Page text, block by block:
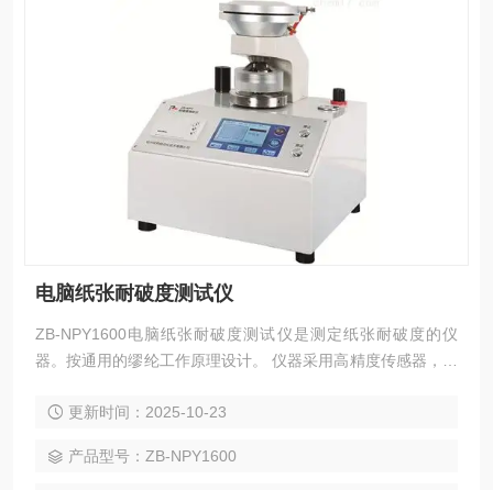
电脑纸张耐破度测试仪
ZB-NPY1600电脑纸张耐破度测试仪是测定纸张耐破度的仪
器。按通用的缪纶工作原理设计。 仪器采用高精度传感器，测
能，可直接得出各项数据的统计结果，并能自动复位，操作方
更新时间：2025-10-23
产品型号：ZB-NPY1600